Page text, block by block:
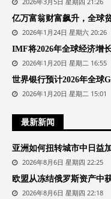
亿万富翁财富飙升，全球
2026年1月24日 星期六 20:26
IMF将2026年全球经济增
2026年1月20日 星期二 16:55
世界银行预计2026年全球
2026年1月20日 星期二 15:01
最新新闻
亚洲如何扭转城市中日益
2026年8月6日 星期四 22:25
欧盟从冻结俄罗斯资产中
2026年8月6日 星期四 22:18